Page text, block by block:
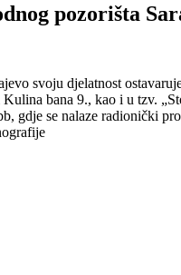
pozorišta
svoju djelatnost
bana 9., kao i u tzv.
gdje se nalaze radionički